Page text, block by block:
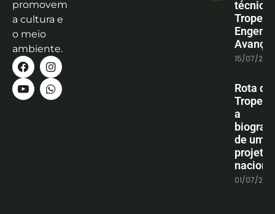
promovem
a cultura e
o meio
ambiente.
técnica
15/07/
Rota
a
de um
projeto
01/07/